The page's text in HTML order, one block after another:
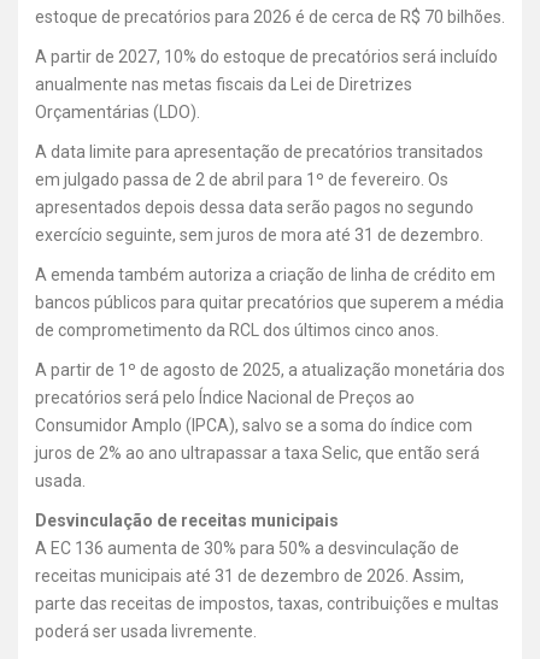
estoque de precatórios para 2026 é de cerca de R$ 70 bilhões.
A partir de 2027, 10% do estoque de precatórios será incluído
anualmente nas metas fiscais da Lei de Diretrizes
Orçamentárias (LDO).
A data limite para apresentação de precatórios transitados
em julgado passa de 2 de abril para 1º de fevereiro. Os
apresentados depois dessa data serão pagos no segundo
exercício seguinte, sem juros de mora até 31 de dezembro.
A emenda também autoriza a criação de linha de crédito em
bancos públicos para quitar precatórios que superem a média
de comprometimento da RCL dos últimos cinco anos.
A partir de 1º de agosto de 2025, a atualização monetária dos
precatórios será pelo Índice Nacional de Preços ao
Consumidor Amplo (IPCA), salvo se a soma do índice com
juros de 2% ao ano ultrapassar a taxa Selic, que então será
usada.
Desvinculação de receitas municipais
A EC 136 aumenta de 30% para 50% a desvinculação de
receitas municipais até 31 de dezembro de 2026. Assim,
parte das receitas de impostos, taxas, contribuições e multas
poderá ser usada livremente.